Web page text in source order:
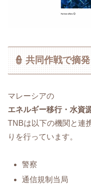
👮 共同作戦で摘
マレーシアの
エネルギー移行・水資
TNBは以下の機関と連
りを行っています。
警察
通信規制当局